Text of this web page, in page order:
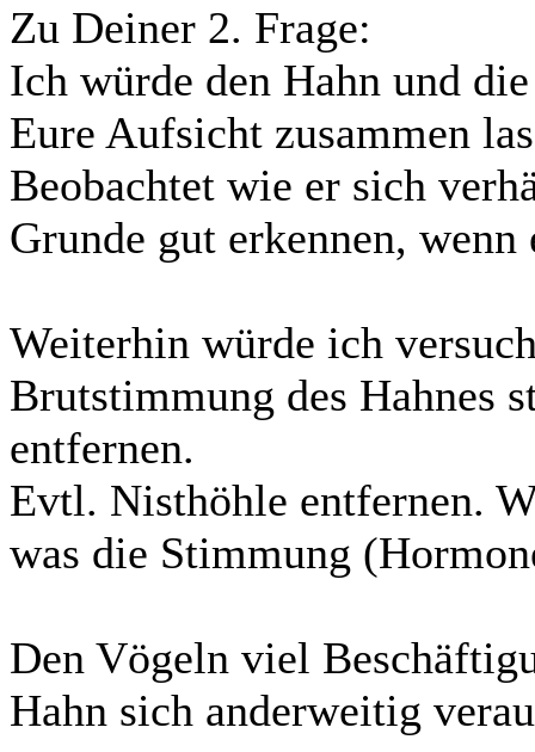
Zu Deiner 2. Frage:
Ich würde den Hahn und
Eure Aufsicht zusammen
Beobachtet wie er sich
Grunde gut erkennen,
Weiterhin würde ich
Brutstimmung des Hahnes
entfernen.
Evtl. Nisthöhle entfernen.
was die Stimmung
Den Vögeln viel
Hahn sich anderweitig